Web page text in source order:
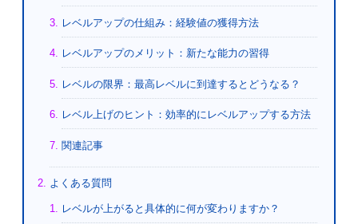
レベルアップの仕組み：経験値の獲得方法
レベルアップのメリット：新たな能力の習得
レベルの限界：最高レベルに到達するとどうなる？
レベル上げのヒント：効率的にレベルアップする方法
関連記事
よくある質問
レベルが上がると具体的に何が変わりますか？